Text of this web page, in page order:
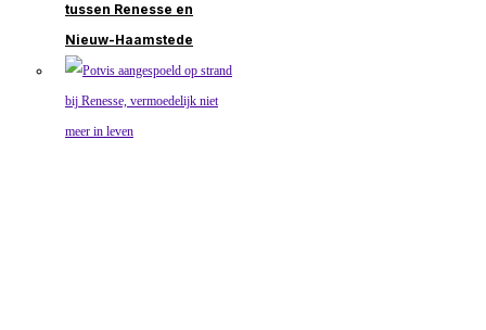
tussen Renesse en
Nieuw-Haamstede